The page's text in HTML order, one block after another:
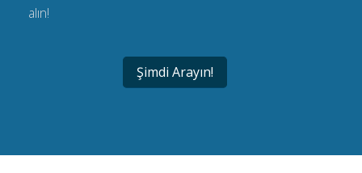
alın!
Şimdi Arayın!